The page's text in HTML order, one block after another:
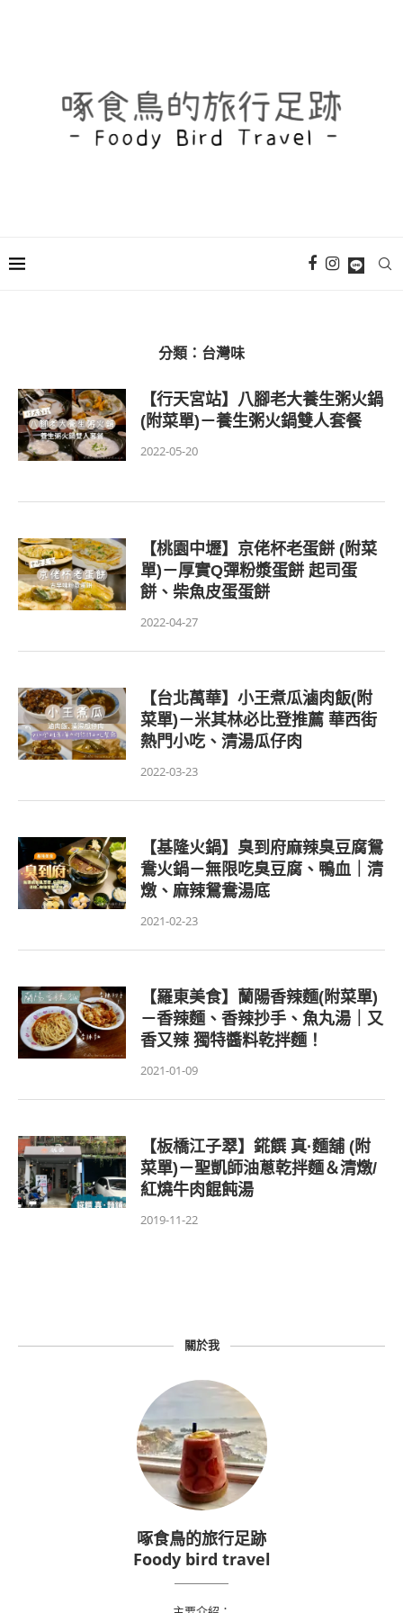
分類： 台灣味
【行天宮站】八腳老大養生粥火鍋
(附菜單)－養生粥火鍋雙人套餐
2022-05-20
【桃園中壢】京佬杯老蛋餅 (附菜
單)－厚實Q彈粉漿蛋餅 起司蛋
餅、柴魚皮蛋蛋餅
2022-04-27
【台北萬華】小王煮瓜滷肉飯(附
菜單)－米其林必比登推薦 華西街
熱門小吃、清湯瓜仔肉
2022-03-23
【基隆火鍋】臭到府麻辣臭豆腐鴛
鴦火鍋－無限吃臭豆腐、鴨血｜清
燉、麻辣鴛鴦湯底
2021-02-23
【羅東美食】蘭陽香辣麵(附菜單)
－香辣麵、香辣抄手、魚丸湯｜又
香又辣 獨特醬料乾拌麵！
2021-01-09
【板橋江子翠】錵饌 真·麵舖 (附
菜單)－聖凱師油蔥乾拌麵＆清燉/
紅燒牛肉餛飩湯
2019-11-22
關於我
啄食鳥的旅行足跡
Foody bird travel